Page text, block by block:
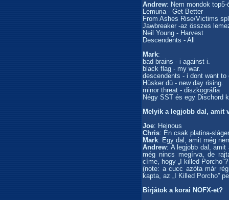
Andrew: Nem mondok
Lemuria - Get Better
From Ashes Rise/Victims
Jawbreaker -az összes
Neil Young - Harvest
Descendents - All
Mark:
bad brains - i against i.
black flag - my war.
descendents - i dont want to
Hüsker dü - new day rising.
minor threat - diszkográfia
Négy SST és egy Dischord
Melyik a legjobb dal, amit
Joe: Heinous
Chris: Én csak platina-
Mark: Egy dal, amit még
Andrew: A legjobb dal,
még nincs megírva, de
címe, hogy „I killed Porcho”?
(note: a cucc azóta már
kapta, az „I Killed Porcho”
Bírjátok a korai NOFX-et?